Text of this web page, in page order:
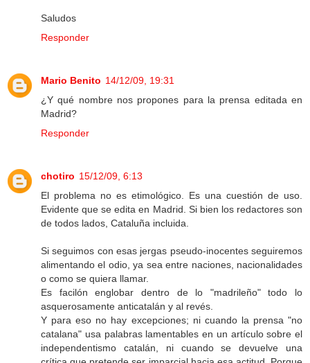
Saludos
Responder
Mario Benito 14/12/09, 19:31
¿Y qué nombre nos propones para la prensa editada en
Madrid?
Responder
chotiro 15/12/09, 6:13
El problema no es etimológico. Es una cuestión de uso.
Evidente que se edita en Madrid. Si bien los redactores son
de todos lados, Cataluña incluida.
Si seguimos con esas jergas pseudo-inocentes seguiremos
alimentando el odio, ya sea entre naciones, nacionalidades
o como se quiera llamar.
Es facilón englobar dentro de lo "madrileño" todo lo
asquerosamente anticatalán y al revés.
Y para eso no hay excepciones; ni cuando la prensa "no
catalana" usa palabras lamentables en un artículo sobre el
independentismo catalán, ni cuando se devuelve una